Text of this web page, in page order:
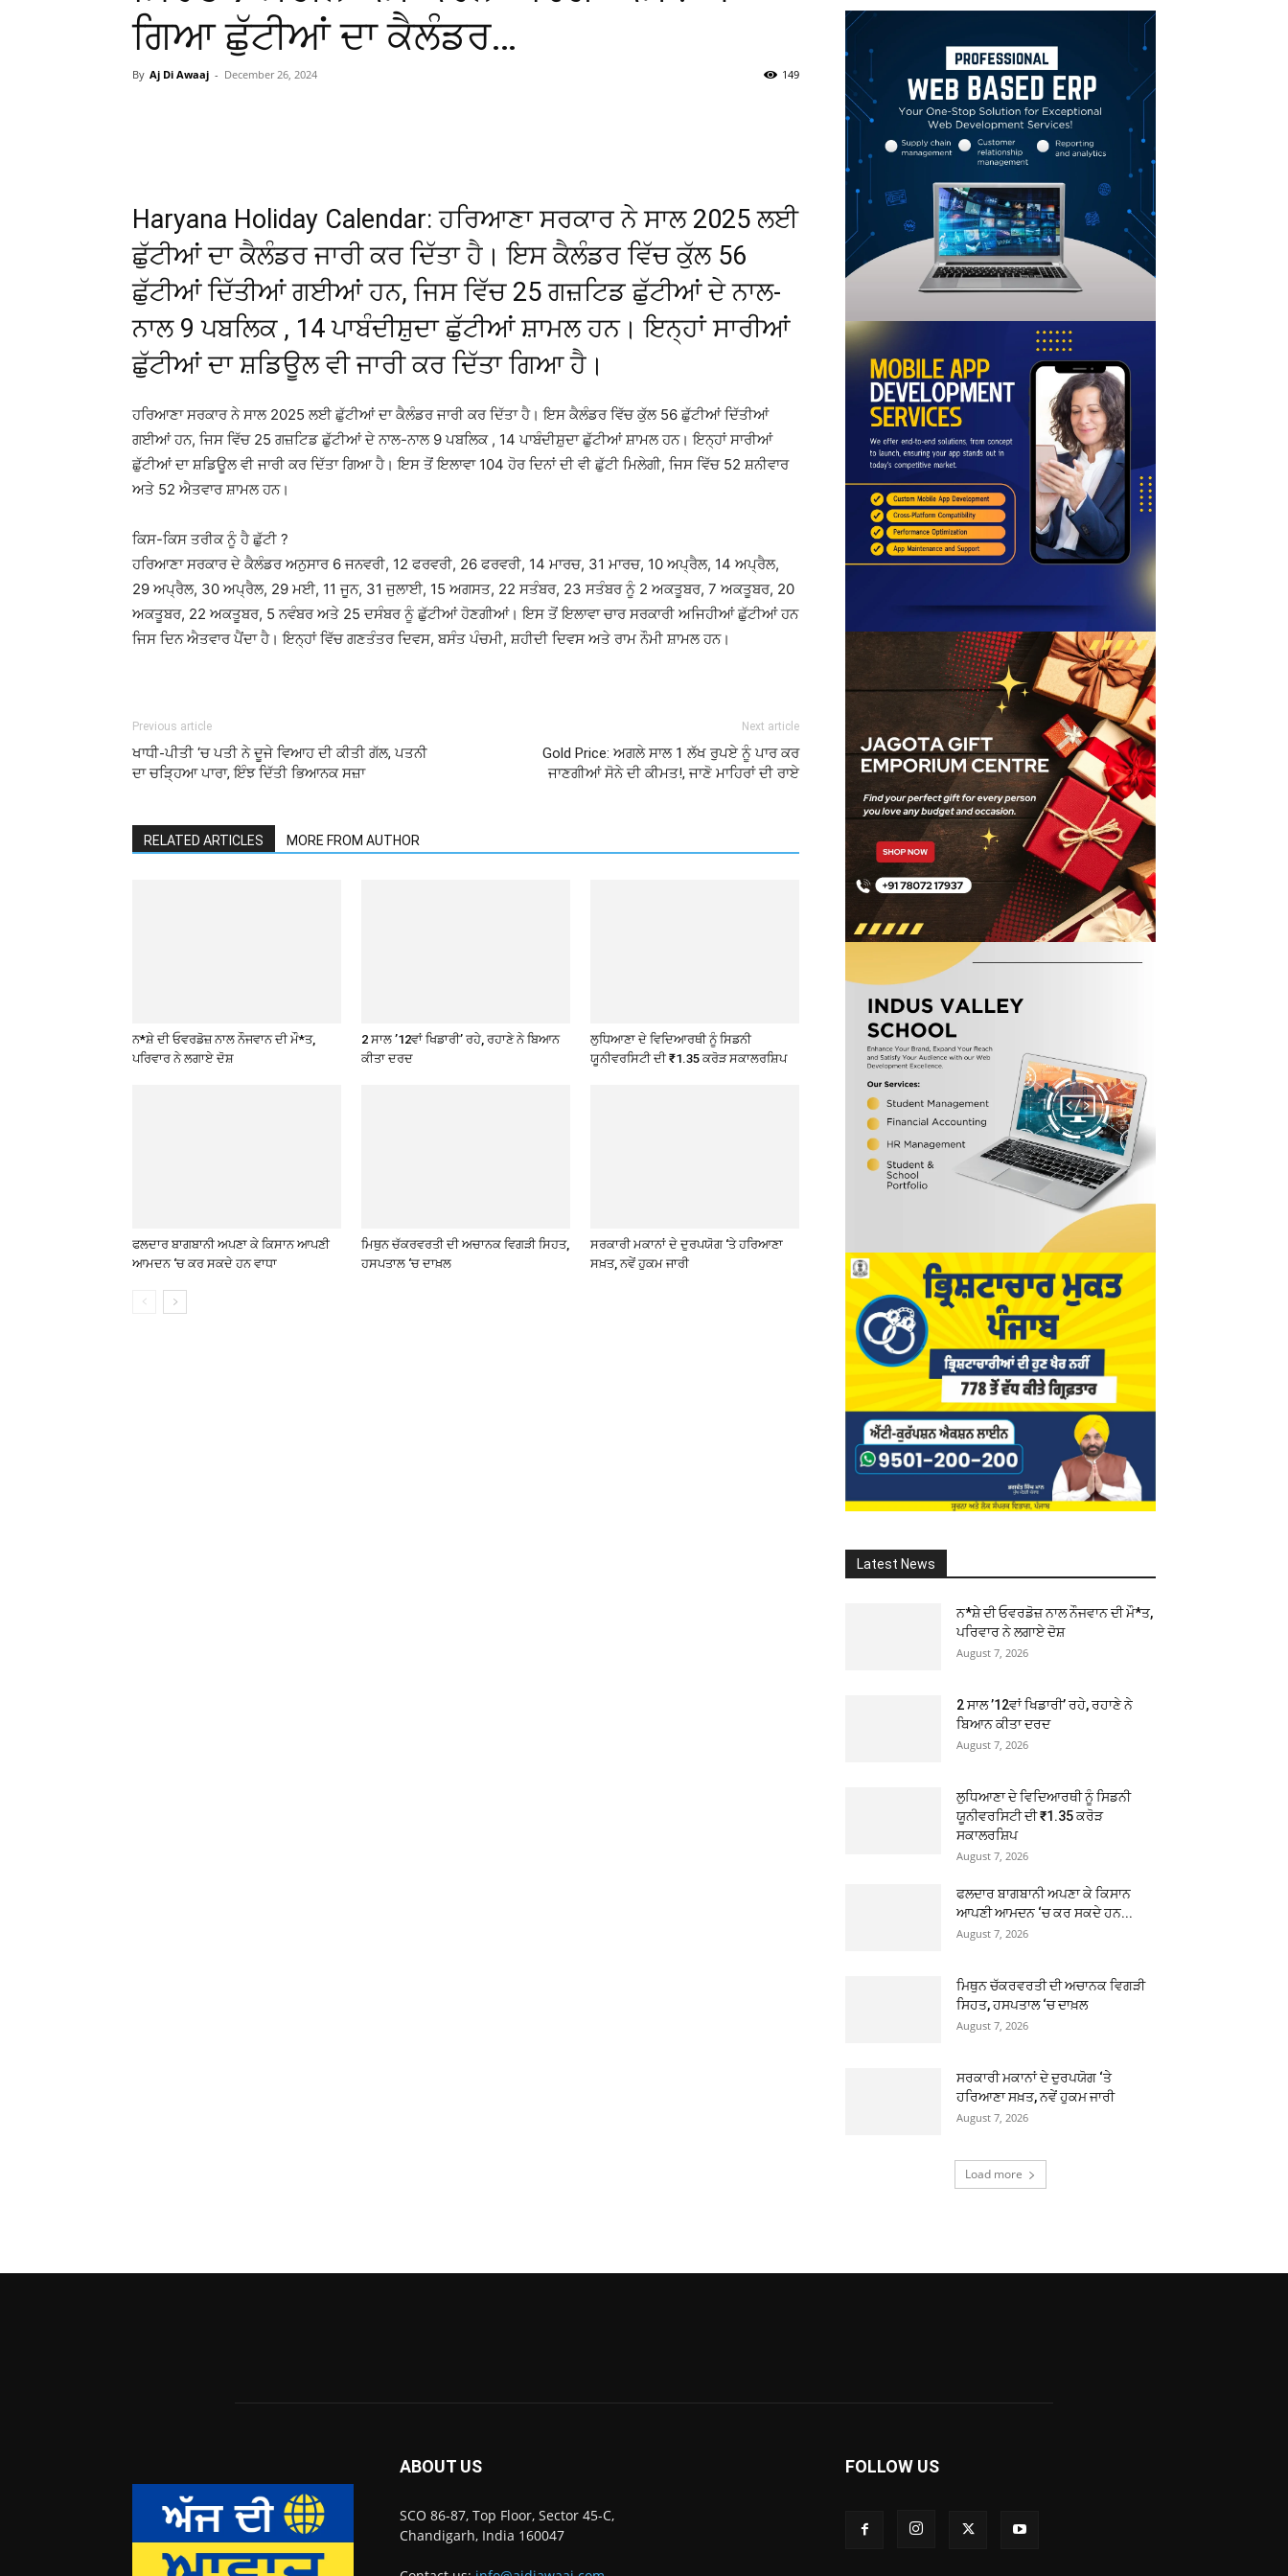
ਗਿਆ ਛੁੱਟੀਆਂ ਦਾ ਕੈਲੰਡਰ…
By Aj Di Awaaj - December 26, 2024 149
Linkedin Email
Haryana Holiday Calendar: ਹਰਿਆਣਾ ਸਰਕਾਰ ਨੇ ਸਾਲ 2025 ਲਈ
ਛੁੱਟੀਆਂ ਦਾ ਕੈਲੰਡਰ ਜਾਰੀ ਕਰ ਦਿੱਤਾ ਹੈ। ਇਸ ਕੈਲੰਡਰ ਵਿੱਚ ਕੁੱਲ 56
ਛੁੱਟੀਆਂ ਦਿੱਤੀਆਂ ਗਈਆਂ ਹਨ, ਜਿਸ ਵਿੱਚ 25 ਗਜ਼ਟਿਡ ਛੁੱਟੀਆਂ ਦੇ ਨਾਲ-
ਨਾਲ 9 ਪਬਲਿਕ , 14 ਪਾਬੰਦੀਸ਼ੁਦਾ ਛੁੱਟੀਆਂ ਸ਼ਾਮਲ ਹਨ। ਇਨ੍ਹਾਂ ਸਾਰੀਆਂ
ਛੁੱਟੀਆਂ ਦਾ ਸ਼ਡਿਊਲ ਵੀ ਜਾਰੀ ਕਰ ਦਿੱਤਾ ਗਿਆ ਹੈ।
ਹਰਿਆਣਾ ਸਰਕਾਰ ਨੇ ਸਾਲ 2025 ਲਈ ਛੁੱਟੀਆਂ ਦਾ ਕੈਲੰਡਰ ਜਾਰੀ ਕਰ ਦਿੱਤਾ ਹੈ। ਇਸ ਕੈਲੰਡਰ ਵਿੱਚ ਕੁੱਲ 56 ਛੁੱਟੀਆਂ ਦਿੱਤੀਆਂ
ਗਈਆਂ ਹਨ, ਜਿਸ ਵਿੱਚ 25 ਗਜ਼ਟਿਡ ਛੁੱਟੀਆਂ ਦੇ ਨਾਲ-ਨਾਲ 9 ਪਬਲਿਕ , 14 ਪਾਬੰਦੀਸ਼ੁਦਾ ਛੁੱਟੀਆਂ ਸ਼ਾਮਲ ਹਨ। ਇਨ੍ਹਾਂ ਸਾਰੀਆਂ
ਛੁੱਟੀਆਂ ਦਾ ਸ਼ਡਿਊਲ ਵੀ ਜਾਰੀ ਕਰ ਦਿੱਤਾ ਗਿਆ ਹੈ। ਇਸ ਤੋਂ ਇਲਾਵਾ 104 ਹੋਰ ਦਿਨਾਂ ਦੀ ਵੀ ਛੁੱਟੀ ਮਿਲੇਗੀ, ਜਿਸ ਵਿੱਚ 52 ਸ਼ਨੀਵਾਰ
ਅਤੇ 52 ਐਤਵਾਰ ਸ਼ਾਮਲ ਹਨ।
ਕਿਸ-ਕਿਸ ਤਰੀਕ ਨੂੰ ਹੈ ਛੁੱਟੀ ?
ਹਰਿਆਣਾ ਸਰਕਾਰ ਦੇ ਕੈਲੰਡਰ ਅਨੁਸਾਰ 6 ਜਨਵਰੀ, 12 ਫਰਵਰੀ, 26 ਫਰਵਰੀ, 14 ਮਾਰਚ, 31 ਮਾਰਚ, 10 ਅਪ੍ਰੈਲ, 14 ਅਪ੍ਰੈਲ,
29 ਅਪ੍ਰੈਲ, 30 ਅਪ੍ਰੈਲ, 29 ਮਈ, 11 ਜੂਨ, 31 ਜੁਲਾਈ, 15 ਅਗਸਤ, 22 ਸਤੰਬਰ, 23 ਸਤੰਬਰ ਨੂੰ 2 ਅਕਤੂਬਰ, 7 ਅਕਤੂਬਰ, 20
ਅਕਤੂਬਰ, 22 ਅਕਤੂਬਰ, 5 ਨਵੰਬਰ ਅਤੇ 25 ਦਸੰਬਰ ਨੂੰ ਛੁੱਟੀਆਂ ਹੋਣਗੀਆਂ। ਇਸ ਤੋਂ ਇਲਾਵਾ ਚਾਰ ਸਰਕਾਰੀ ਅਜਿਹੀਆਂ ਛੁੱਟੀਆਂ ਹਨ
ਜਿਸ ਦਿਨ ਐਤਵਾਰ ਪੈਂਦਾ ਹੈ। ਇਨ੍ਹਾਂ ਵਿੱਚ ਗਣਤੰਤਰ ਦਿਵਸ, ਬਸੰਤ ਪੰਚਮੀ, ਸ਼ਹੀਦੀ ਦਿਵਸ ਅਤੇ ਰਾਮ ਨੌਮੀ ਸ਼ਾਮਲ ਹਨ।
Previous article
ਖਾਧੀ-ਪੀਤੀ ‘ਚ ਪਤੀ ਨੇ ਦੂਜੇ ਵਿਆਹ ਦੀ ਕੀਤੀ ਗੱਲ, ਪਤਨੀ
ਦਾ ਚੜ੍ਹਿਆ ਪਾਰਾ, ਇੰਝ ਦਿੱਤੀ ਭਿਆਨਕ ਸਜ਼ਾ
Next article
Gold Price: ਅਗਲੇ ਸਾਲ 1 ਲੱਖ ਰੁਪਏ ਨੂੰ ਪਾਰ ਕਰ
ਜਾਣਗੀਆਂ ਸੋਨੇ ਦੀ ਕੀਮਤ!, ਜਾਣੋ ਮਾਹਿਰਾਂ ਦੀ ਰਾਏ
RELATED ARTICLES MORE FROM AUTHOR
ਨ*ਸ਼ੇ ਦੀ ਓਵਰਡੋਜ਼ ਨਾਲ ਨੌਜਵਾਨ ਦੀ ਮੌ*ਤ,
ਪਰਿਵਾਰ ਨੇ ਲਗਾਏ ਦੋਸ਼
2 ਸਾਲ ’12ਵਾਂ ਖਿਡਾਰੀ’ ਰਹੇ, ਰਹਾਣੇ ਨੇ ਬਿਆਨ
ਕੀਤਾ ਦਰਦ
ਲੁਧਿਆਣਾ ਦੇ ਵਿਦਿਆਰਥੀ ਨੂੰ ਸਿਡਨੀ
ਯੂਨੀਵਰਸਿਟੀ ਦੀ ₹1.35 ਕਰੋੜ ਸਕਾਲਰਸ਼ਿਪ
ਫਲਦਾਰ ਬਾਗਬਾਨੀ ਅਪਣਾ ਕੇ ਕਿਸਾਨ ਆਪਣੀ
ਆਮਦਨ ‘ਚ ਕਰ ਸਕਦੇ ਹਨ ਵਾਧਾ
ਮਿਥੁਨ ਚੱਕਰਵਰਤੀ ਦੀ ਅਚਾਨਕ ਵਿਗੜੀ ਸਿਹਤ,
ਹਸਪਤਾਲ ‘ਚ ਦਾਖ਼ਲ
ਸਰਕਾਰੀ ਮਕਾਨਾਂ ਦੇ ਦੁਰਪਯੋਗ ‘ਤੇ ਹਰਿਆਣਾ
ਸਖ਼ਤ, ਨਵੇਂ ਹੁਕਮ ਜਾਰੀ
Latest News
ਨ*ਸ਼ੇ ਦੀ ਓਵਰਡੋਜ਼ ਨਾਲ ਨੌਜਵਾਨ ਦੀ ਮੌ*ਤ,
ਪਰਿਵਾਰ ਨੇ ਲਗਾਏ ਦੋਸ਼
August 7, 2026
2 ਸਾਲ ’12ਵਾਂ ਖਿਡਾਰੀ’ ਰਹੇ, ਰਹਾਣੇ ਨੇ
ਬਿਆਨ ਕੀਤਾ ਦਰਦ
August 7, 2026
ਲੁਧਿਆਣਾ ਦੇ ਵਿਦਿਆਰਥੀ ਨੂੰ ਸਿਡਨੀ
ਯੂਨੀਵਰਸਿਟੀ ਦੀ ₹1.35 ਕਰੋੜ
ਸਕਾਲਰਸ਼ਿਪ
August 7, 2026
ਫਲਦਾਰ ਬਾਗਬਾਨੀ ਅਪਣਾ ਕੇ ਕਿਸਾਨ
ਆਪਣੀ ਆਮਦਨ ‘ਚ ਕਰ ਸਕਦੇ ਹਨ...
August 7, 2026
ਮਿਥੁਨ ਚੱਕਰਵਰਤੀ ਦੀ ਅਚਾਨਕ ਵਿਗੜੀ
ਸਿਹਤ, ਹਸਪਤਾਲ ‘ਚ ਦਾਖ਼ਲ
August 7, 2026
ਸਰਕਾਰੀ ਮਕਾਨਾਂ ਦੇ ਦੁਰਪਯੋਗ ‘ਤੇ
ਹਰਿਆਣਾ ਸਖ਼ਤ, ਨਵੇਂ ਹੁਕਮ ਜਾਰੀ
August 7, 2026
Load more
ABOUT US
SCO 86-87, Top Floor, Sector 45-C,
Chandigarh, India 160047
FOLLOW US